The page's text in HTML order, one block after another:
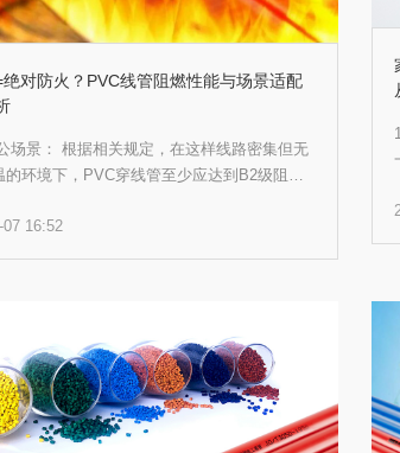
绝对防火？PVC线管阻燃性能与场景适配
场景： 根据相关规定，在这样线路密集但无
的环境下，PVC穿线管至少应达到B2级阻燃
中的最高级别V0级，在火灾意外发生时可以
07 16:52